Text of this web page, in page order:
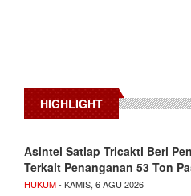
HIGHLIGHT
Asintel Satlap Tricakti Beri
Terkait Penanganan 53 Ton
HUKUM- KAMIS, 6 AGU 2026